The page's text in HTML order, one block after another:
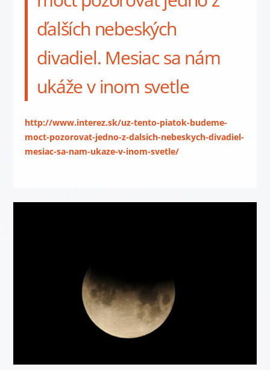
ďalších nebeských
divadiel. Mesiac sa nám
ukáže v inom svetle
http://www.interez.sk/uz-tento-piatok-budeme-
moct-pozorovat-jedno-z-dalsich-nebeskych-divadiel-
mesiac-sa-nam-ukaze-v-inom-svetle/